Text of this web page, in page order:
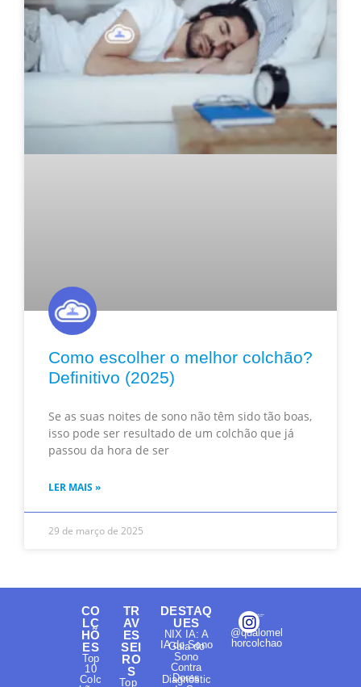
Como escolher o melhor colchão?
Definitivo (2025)
Se as suas noites de sono não têm sido tão boas,
isso pode ser resultado de um colchão que já
passou da hora de ser
LER MAIS »
29 de março de 2025
CO
LC
HÕ
ES
Top
10
Colc
TR
AV
ES
SEI
RO
S
Top
DESTAQ
UES
NIX IA: A
IA do Sono
Guia do
Sono
Contra
Dores
Diagnóstic
@qualomel
horcolchao